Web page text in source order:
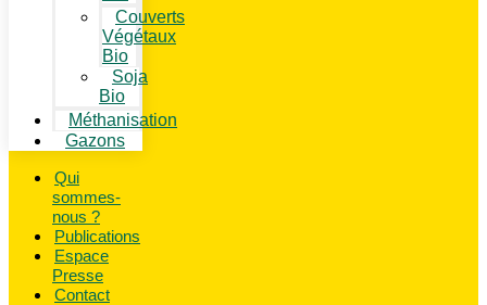
Couverts
Végétaux
Bio
Soja
Bio
Méthanisation
Gazons
Qui
sommes-
nous ?
Publications
Espace
Presse
Contact